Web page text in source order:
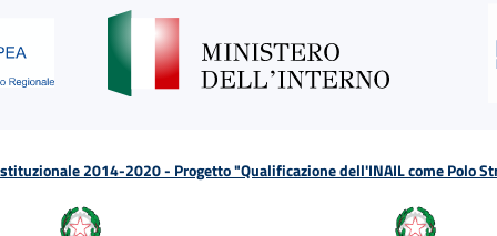
2014-2020 - Progetto "Qualificazione dell'INAIL come Polo